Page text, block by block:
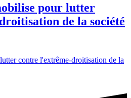
pour lutter
de la société
contre l'extrême-droitisation de la